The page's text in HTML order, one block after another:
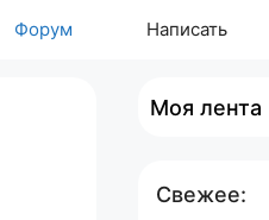
Форум Написать
Моя лента
Свежее: